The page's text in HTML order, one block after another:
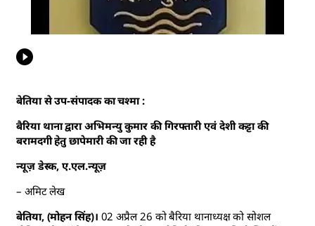
बेतिया से उप-संपादक का चश्मा :
बैरिया थाना द्वारा अभिमन्यु कुमार की गिरफ्तारी एवं देशी कट्टा की
बरामदगी हेतु छापेमारी की जा रही है
न्यूज़ डेस्क, ए.एल.न्यूज़
– अमिट लेख
बेतिया, (मोहन सिंह)। 02 अप्रैल 26 को बैरिया थानाध्यक्ष को सोशल